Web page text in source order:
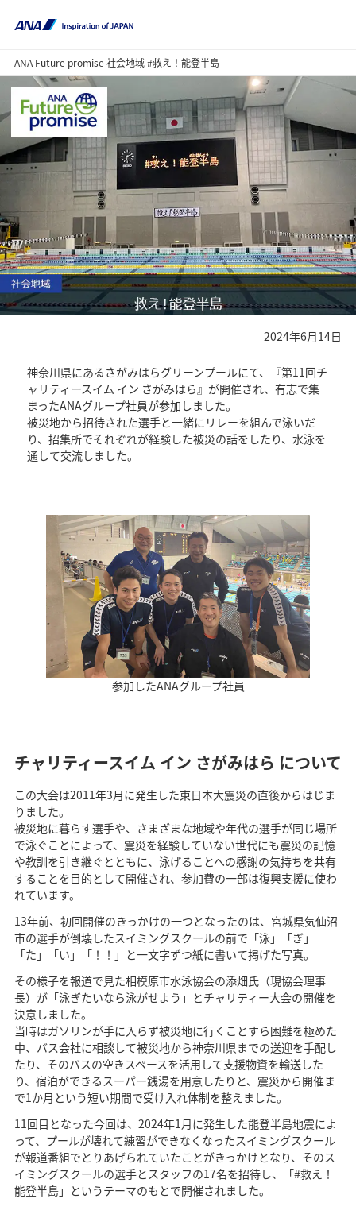
ANA Future promise 社会地域 #救え！能登半島
2024年6月14日
神奈川県にあるさがみはらグリーンプールにて、『第11回チ
ャリティースイム イン さがみはら』が開催され、有志で集
まったANAグループ社員が参加しました。
被災地から招待された選手と一緒にリレーを組んで泳いだ
り、招集所でそれぞれが経験した被災の話をしたり、水泳を
通して交流しました。
参加したANAグループ社員
チャリティースイム イン さがみはら について
この大会は2011年3月に発生した東日本大震災の直後からはじま
りました。
被災地に暮らす選手や、さまざまな地域や年代の選手が同じ場所
で泳ぐことによって、震災を経験していない世代にも震災の記憶
や教訓を引き継ぐとともに、泳げることへの感謝の気持ちを共有
することを目的として開催され、参加費の一部は復興支援に使わ
れています。
13年前、初回開催のきっかけの一つとなったのは、宮城県気仙沼
市の選手が倒壊したスイミングスクールの前で「泳」「ぎ」
「た」「い」「！！」と一文字ずつ紙に書いて掲げた写真。
その様子を報道で見た相模原市水泳協会の添畑氏（現協会理事
長）が「泳ぎたいなら泳がせよう」とチャリティー大会の開催を
決意しました。
当時はガソリンが手に入らず被災地に行くことすら困難を極めた
中、バス会社に相談して被災地から神奈川県までの送迎を手配し
たり、そのバスの空きスペースを活用して支援物資を輸送した
り、宿泊ができるスーパー銭湯を用意したりと、震災から開催ま
で1か月という短い期間で受け入れ体制を整えました。
11回目となった今回は、2024年1月に発生した能登半島地震によ
って、プールが壊れて練習ができなくなったスイミングスクール
が報道番組でとりあげられていたことがきっかけとなり、そのス
イミングスクールの選手とスタッフの17名を招待し、「#救え！
能登半島」というテーマのもとで開催されました。